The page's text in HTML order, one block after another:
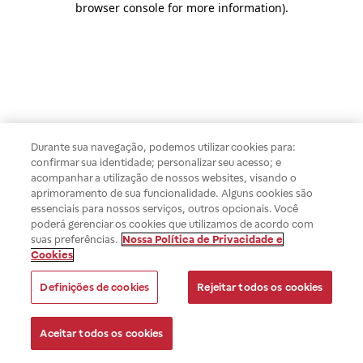
browser console for more information).
Durante sua navegação, podemos utilizar cookies para:
confirmar sua identidade; personalizar seu acesso; e
acompanhar a utilização de nossos websites, visando o
aprimoramento de sua funcionalidade. Alguns cookies são
essenciais para nossos serviços, outros opcionais. Você
poderá gerenciar os cookies que utilizamos de acordo com
suas preferências. Nossa Política de Privacidade e
Cookies
Definições de cookies Rejeitar todos os cookies
Aceitar todos os cookies